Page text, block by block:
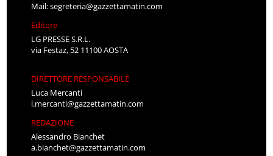
Mail:segreteria@gazzettamatin.com
Editore
LG PRESSE S.R.L.
via Festaz, 52 11100 AOSTA
DIRETTORE RESPONSABILE
Luca Mercanti
l.mercanti@gazzettamatin.com
REDAZIONE
Alessandro Bianchet
a.bianchet@gazzettamatin.com